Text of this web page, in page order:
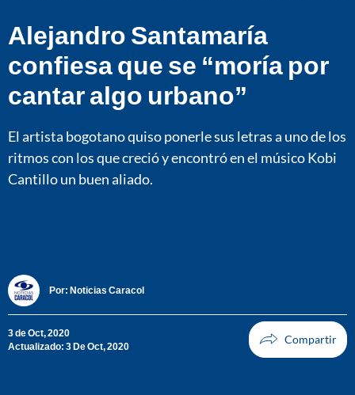
Alejandro Santamaría
confiesa que se “moría por
cantar algo urbano”
El artista bogotano quiso ponerle sus letras a uno de los
ritmos con los que creció y encontró en el músico Kobi
Cantillo un buen aliado.
Por: Noticias Caracol
3 de Oct, 2020
Actualizado: 3 De Oct, 2020